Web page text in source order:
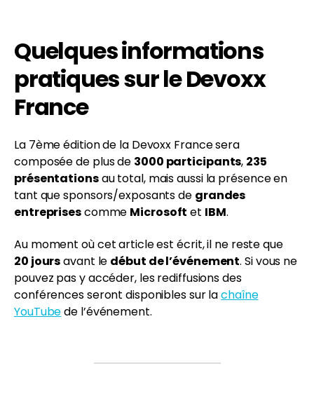
Quelques informations
pratiques sur le Devoxx
France
La 7ème édition de la Devoxx France sera
composée de plus de 3000 participants, 235
présentationsau total, mais aussi la présence en
tant que sponsors/exposants de grandes
entreprisescomme Microsoft et IBM.
Au moment où cet article est écrit, il ne reste que
20 joursavant le début de l’événement. Si vous ne
pouvez pas y accéder, les rediffusions des
conférences seront disponibles sur lachaîne
YouTubede l’événement.